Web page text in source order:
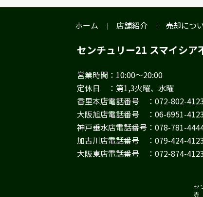
ホーム 店舗紹介 売却につ
センチュリー21 スマイシア
営業時間：10:00～20:00
定休日 ：第1,3火曜、水曜
香里本店電話番号 ：072-802-
大阪旭店電話番号 ：06-6951-
神戸垂水店電話番号：078-781-
加古川店電話番号 ：079-424-
大阪東店電話番号 ：072-874-
セ
売